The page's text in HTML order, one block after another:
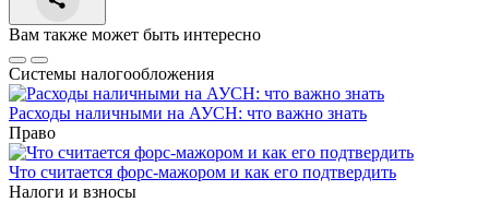
Вам также может быть интересно
Системы налогообложения
Расходы наличными на АУСН: что важно знать
Право
Что считается форс-мажором и как его подтвердить
Налоги и взносы